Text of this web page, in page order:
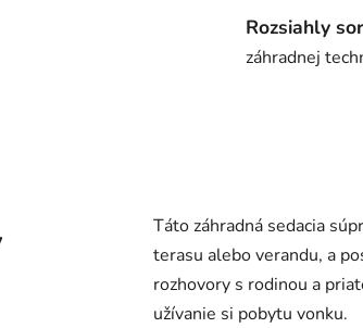
Rozsiahly
záhradnej
Táto záhradná sedacia
terasu alebo verandu, a
rozhovory s rodinou a
užívanie si pobytu vonku.